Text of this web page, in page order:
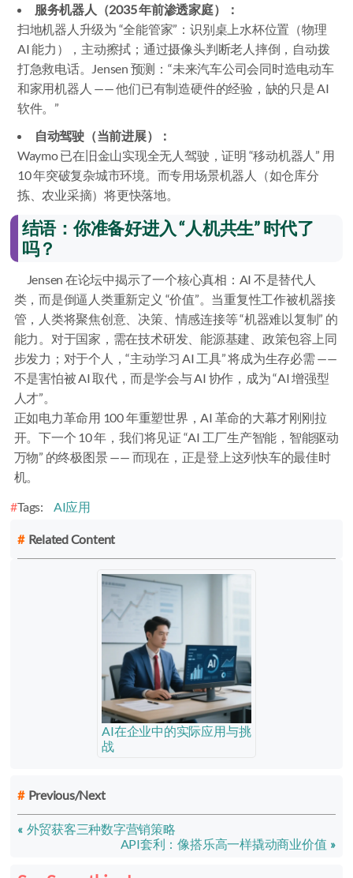
服务机器人（2035 年前渗透家庭）：
扫地机器人升级为 “全能管家”：识别桌上水杯位置（物理
AI 能力），主动擦拭；通过摄像头判断老人摔倒，自动拨
打急救电话。Jensen 预测：“未来汽车公司会同时造电动车
和家用机器人 —— 他们已有制造硬件的经验，缺的只是 AI
软件。”
自动驾驶（当前进展）：
Waymo 已在旧金山实现全无人驾驶，证明 “移动机器人” 用
10 年突破复杂城市环境。而专用场景机器人（如仓库分
拣、农业采摘）将更快落地。
结语：你准备好进入 “人机共生” 时代了
吗？
Jensen 在论坛中揭示了一个核心真相：AI 不是替代人
类，而是倒逼人类重新定义 “价值”。当重复性工作被机器接
管，人类将聚焦创意、决策、情感连接等 “机器难以复制” 的
能力。对于国家，需在技术研发、能源基建、政策包容上同
步发力；对于个人，“主动学习 AI 工具” 将成为生存必需 ——
不是害怕被 AI 取代，而是学会与 AI 协作，成为 “AI 增强型
人才”。
正如电力革命用 100 年重塑世界，AI 革命的大幕才刚刚拉
开。下一个 10 年，我们将见证 “AI 工厂生产智能，智能驱动
万物” 的终极图景 —— 而现在，正是登上这列快车的最佳时
机。
Tags:
AI应用
Related Content
AI在企业中的实际应用与挑
战
Previous/Next
外贸获客三种数字营销策略
API套利：像搭乐高一样撬动商业价值